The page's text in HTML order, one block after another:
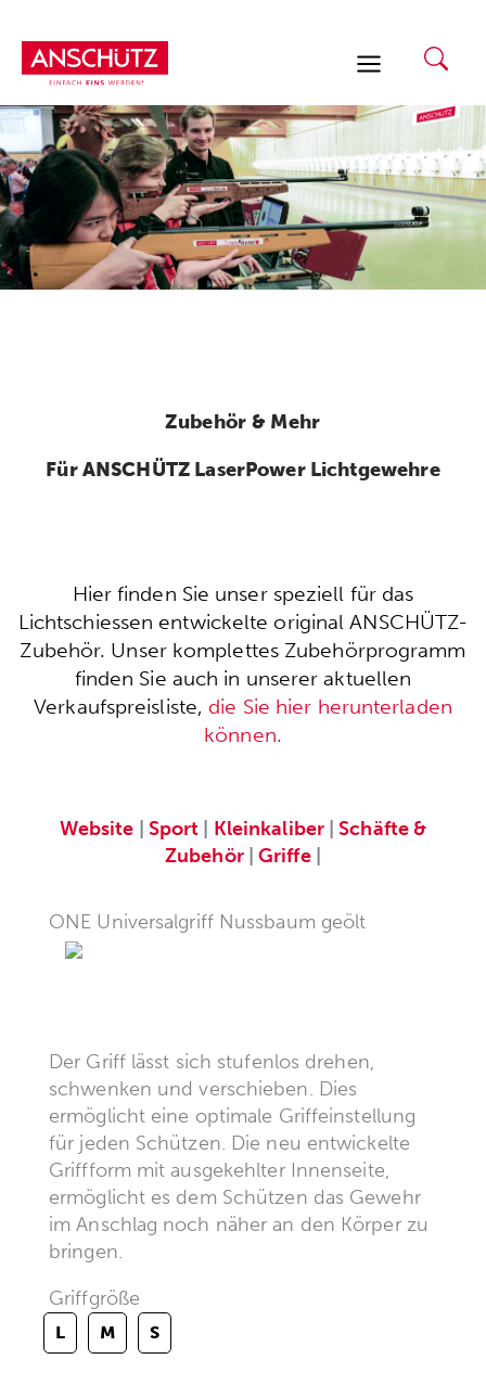
Inhalt
springen
Zubehör & Mehr
Für ANSCHÜTZ LaserPower Lichtgewehre
Hier finden Sie unser speziell für das
Lichtschiessen entwickelte original ANSCHÜTZ-
Zubehör. Unser komplettes Zubehörprogramm
finden Sie auch in unserer aktuellen
Verkaufspreisliste, die Sie hier herunterladen
können.
Website Sport Kleinkaliber|Schäfte &
Zubehör|Griffe|
ONE Universalgriff Nussbaum geölt
Der Griff lässt sich stufenlos drehen,
schwenken und verschieben. Dies
ermöglicht eine optimale Griffeinstellung
für jeden Schützen. Die neu entwickelte
Griffform mit ausgekehlter Innenseite,
ermöglicht es dem Schützen das Gewehr
im Anschlag noch näher an den Körper zu
bringen.
Griffgröße
L M S